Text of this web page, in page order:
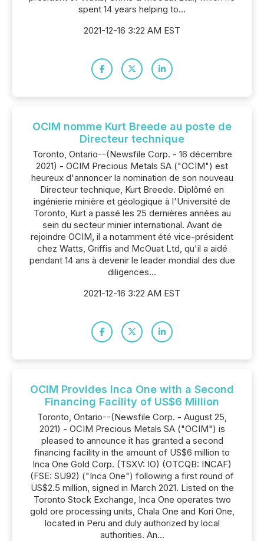
spent 14 years helping to...
2021-12-16 3:22 AM EST
OCIM nomme Kurt Breede au poste de
Directeur technique
Toronto, Ontario--(Newsfile Corp. - 16 décembre
2021) - OCIM Precious Metals SA ("OCIM") est
heureux d'annoncer la nomination de son nouveau
Directeur technique, Kurt Breede. Diplômé en
ingénierie minière et géologique à l'Université de
Toronto, Kurt a passé les 25 dernières années au
sein du secteur minier international. Avant de
rejoindre OCIM, il a notamment été vice-président
chez Watts, Griffis and McOuat Ltd, qu'il a aidé
pendant 14 ans à devenir le leader mondial des due
diligences...
2021-12-16 3:22 AM EST
OCIM Provides Inca One with a Second
Financing Facility of US$6 Million
Toronto, Ontario--(Newsfile Corp. - August 25,
2021) - OCIM Precious Metals SA ("OCIM") is
pleased to announce it has granted a second
financing facility in the amount of US$6 million to
Inca One Gold Corp. (TSXV: IO) (OTCQB: INCAF)
(FSE: SU92) ("Inca One") following a first round of
US$2.5 million, signed in March 2021. Listed on the
Toronto Stock Exchange, Inca One operates two
gold ore processing units, Chala One and Kori One,
located in Peru and duly authorized by local
authorities. An...